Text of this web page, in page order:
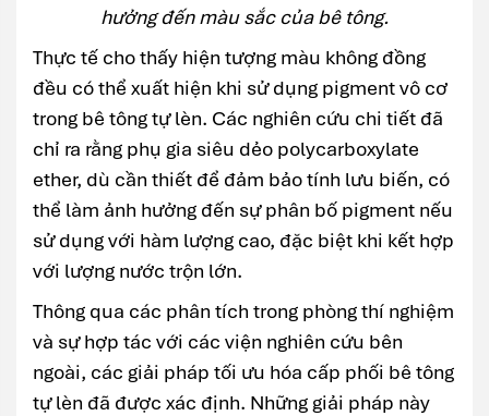
hưởng đến màu sắc của bê tông.
Thực tế cho thấy hiện tượng màu không đồng
đều có thể xuất hiện khi sử dụng pigment vô cơ
trong bê tông tự lèn. Các nghiên cứu chi tiết đã
chỉ ra rằng phụ gia siêu dẻo polycarboxylate
ether, dù cần thiết để đảm bảo tính lưu biến, có
thể làm ảnh hưởng đến sự phân bố pigment nếu
sử dụng với hàm lượng cao, đặc biệt khi kết hợp
với lượng nước trộn lớn.
Thông qua các phân tích trong phòng thí nghiệm
và sự hợp tác với các viện nghiên cứu bên
ngoài, các giải pháp tối ưu hóa cấp phối bê tông
tự lèn đã được xác định. Những giải pháp này